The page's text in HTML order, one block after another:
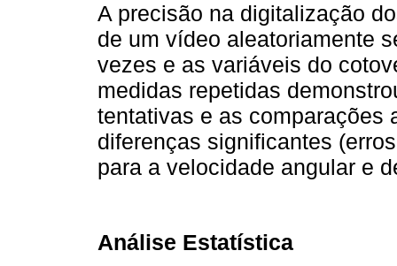
A precisão na digitalização
de um vídeo aleatoriamente
vezes e as variáveis do
medidas repetidas
tentativas e as comparações
diferenças significantes
para a velocidade angular e
Análise Estatística